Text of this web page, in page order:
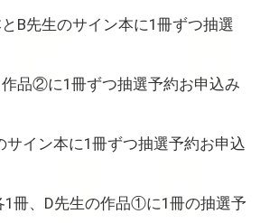
B先生のサイン本に1冊ずつ抽選
品②に1冊ずつ抽選予約お申込み
サイン本に1冊ずつ抽選予約お申込
1冊、D先生の作品①に1冊の抽選予